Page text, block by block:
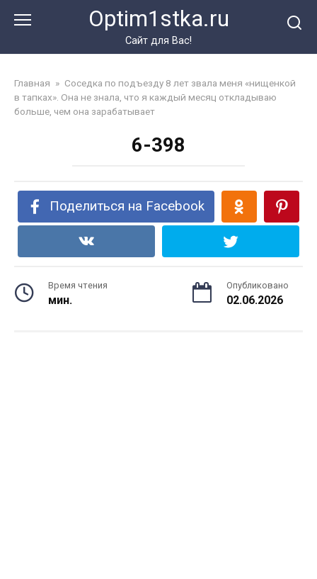
Optim1stka.ru
Сайт для Вас!
Главная » Соседка по подъезду 8 лет звала меня «нищенкой
в тапках». Она не знала, что я каждый месяц откладываю
больше, чем она зарабатывает
6-398
Поделиться на Facebook
Время чтения
мин.
Опубликовано
02.06.2026